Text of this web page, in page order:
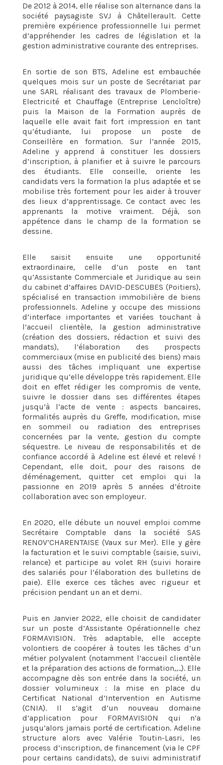
De 2012 à 2014, elle réalise son alternance dans la
société paysagiste SVJ à Châtellerault. Cette
première expérience professionnelle lui permet
d’appréhender les cadres de législation et la
gestion administrative courante des entreprises.
En sortie de son BTS, Adeline est embauchée
quelques mois sur un poste de Secrétariat par
une SARL réalisant des travaux de Plomberie-
Electricité et Chauffage (Entreprise Lencloître)
puis la Maison de la Formation auprès de
laquelle elle avait fait fort impression en tant
qu’étudiante, lui propose un poste de
Conseillère en formation. Sur l’année 2015,
Adeline y apprend à constituer les dossiers
d’inscription, à planifier et à suivre le parcours
des étudiants. Elle conseille, oriente les
candidats vers la formation la plus adaptée et se
mobilise très fortement pour les aider à trouver
des lieux d’apprentissage. Ce contact avec les
apprenants la motive vraiment. Déjà, son
appétence dans le champ de la formation se
dessine.
Elle saisit ensuite une opportunité
extraordinaire, celle d’un poste en tant
qu’Assistante Commerciale et Juridique au sein
du cabinet d’affaires DAVID-DESCUBES (Poitiers),
spécialisé en transaction immobilière de biens
professionnels. Adeline y occupe des missions
d’interface importantes et variées touchant à
l’accueil clientèle, la gestion administrative
(création des dossiers, rédaction et suivi des
mandats), l’élaboration des prospects
commerciaux (mise en publicité des biens) mais
aussi des tâches impliquant une expertise
juridique qu’elle développe très rapidement. Elle
doit en effet rédiger les compromis de vente,
suivre le dossier dans ses différentes étapes
jusqu’à l’acte de vente : aspects bancaires,
formalités auprès du Greffe, modification, mise
en sommeil ou radiation des entreprises
concernées par la vente, gestion du compte
séquestre. Le niveau de responsabilités et de
confiance accordé à Adeline est élevé et relevé !
Cependant, elle doit, pour des raisons de
déménagement, quitter cet emploi qui la
passionne en 2019 après 5 années d’étroite
collaboration avec son employeur.
En 2020, elle débute un nouvel emploi comme
Secrétaire Comptable dans la société SAS
RENOV’CHARENTAISE (Vaux sur Mer). Elle y gère
la facturation et le suivi comptable (saisie, suivi,
relance) et participe au volet RH (suivi horaire
des salariés pour l’élaboration des bulletins de
paie). Elle exerce ces tâches avec rigueur et
précision pendant un an et demi.
Puis en Janvier 2022, elle choisit de candidater
sur un poste d’Assistante Opérationnelle chez
FORMAVISION. Très adaptable, elle accepte
volontiers de coopérer à toutes les tâches d’un
métier polyvalent (notamment l’accueil clientèle
et la préparation des actions de formation,,..). Elle
accompagne dès son entrée dans la société, un
dossier volumineux : la mise en place du
Certificat National d’Intervention en Autisme
(CNIA). Il s’agit d’un nouveau domaine
d’application pour FORMAVISION qui n’a
jusqu’alors jamais porté de certification. Adeline
structure alors avec Valérie Toutin-Lasri, les
process d’inscription, de financement (via le CPF
pour certains candidats), de suivi administratif